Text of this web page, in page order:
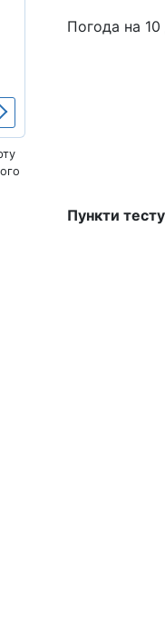
Погода на 10
Пункти